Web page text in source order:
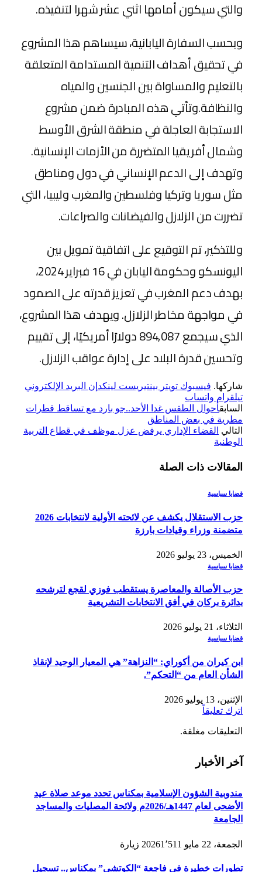
والتي سيكون أمامها اثني عشر شهرا لتنفيذه.
وبحسب السفارة اليابانية، سيساهم هذا المشروع
في تحقيق أهداف التنمية المستدامة المتعلقة
بالتعليم والمساواة بين الجنسين والمياه
والنظافة.وتأتي هذه المبادرة ضمن مشروع
الاستجابة العاجلة في منطقة الشرق الأوسط
وشمال أفريقيا المتضررة من الأزمات الإنسانية.
وتهدف إلى الدعم الإنساني في دول ومناطق
مثل سوريا وتركيا وفلسطين والمغرب وليبيا، التي
تضررت من الزلازل والفيضانات والصراعات.
وللتذكير، تم التوقيع على اتفاقية تمويل بين
اليونسكو وحكومة اليابان في 16 فبراير 2024،
بهدف دعم المغرب في تعزيز قدرته على الصمود
في مواجهة مخاطر الزلازل. ويهدف هذا المشروع،
الذي سيجمع 894,087 دولارًا أمريكيًا، إلى تقييم
وتحسين قدرة البلاد على إدارة عواقب الزلازل.
شاركها. فيسبوك تويتر بينتيريست لينكدإن البريد الإلكتروني
تيلقرام واتساب
السابقأحوال الطقس غدا الأحد..جو بارد مع تساقط قطرات
مطرية في بعض المناطق
التالي القضاء الإداري يرفض عزل موظف في قطاع التربية
الوطنية
المقالات ذات الصلة
قضايا سياسية
حزب الاستقلال يكشف عن لائحته الأولية لانتخابات 2026
متضمنة وزراء وقيادات بارزة
الخميس، 23 يوليو 2026
قضايا سياسية
حزب الأصالة والمعاصرة يستقطب فوزي لقجع لترشحه
بدائرة بركان في أفق الانتخابات التشريعية
الثلاثاء، 21 يوليو 2026
قضايا سياسية
ابن كيران من أكوراي: “النزاهة” هي المعيار الوحيد لإنقاذ
الشأن العام من “التحكم”.
الإثنين، 13 يوليو 2026
اترك تعليقاً
التعليقات مغلقة.
آخر الأخبار
مندوبية الشؤون الإسلامية بمكناس تحدد موعد صلاة عيد
الأضحى لعام 1447هـ/2026م ولائحة المصليات والمساجد
الجامعة
الجمعة، 22 مايو 2026 1٬511 زيارة
تطورات خطيرة في فاجعة “الكوتشي” بمكناس.. تسجيل